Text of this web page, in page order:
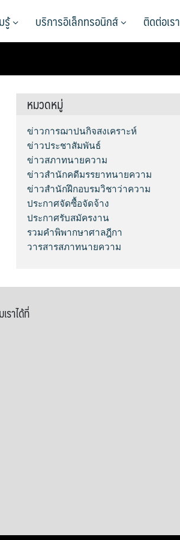
รู้ บริการอิเล็กทรอนิกส์ ติดต่อเรา
หมวดหมู่
ข่าวการฌาปนกิจสงเคราะห์
ข่าวประชาสัมพันธ์
ข่าวสภาทนายความ
ข่าวสำนักคดีมรรยาทนายความ
ข่าวสำนักฝึกอบรมวิชาว่าความ
ประกาศจัดซื้อจัดจ้าง
ประกาศรับสมัครงาน
รวมคำพิพากษาศาลฎีกา
วารสารสภาทนายความ
ราได้ที่